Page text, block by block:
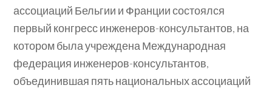
ассоциаций Бельгии и Франции состоялся
первый конгресс инженеров-консультантов, на
котором была учреждена Международная
федерация инженеров-консультантов,
объединившая пять национальных ассоциаций